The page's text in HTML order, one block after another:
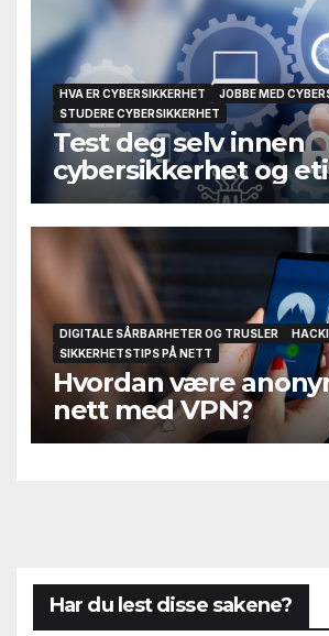
HVA ER CYBERSIKKERHET
JOBBE MED
STUDERE CYBERSIKKERHET
Test deg selv innen
cybersikkerhet og
hacking
DIGITALE SÅRBARHETER OG TRUSLER
SIKKERHETSTIPS PÅ NETT
Hvordan være
nett med VPN?
Har du lest disse sakene?